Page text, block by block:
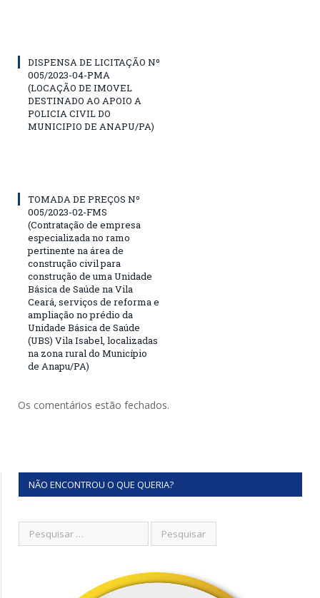
DISPENSA DE LICITAÇÃO Nº
005/2023-04-PMA
(LOCAÇÃO DE IMOVEL
DESTINADO AO APOIO A
POLICIA CIVIL DO
MUNICIPIO DE ANAPU/PA)
TOMADA DE PREÇOS Nº
005/2023-02-FMS
(Contratação de empresa
especializada no ramo
pertinente na área de
construção civil para
construção de uma Unidade
Básica de Saúde na Vila
Ceará, serviços de reforma e
ampliação no prédio da
Unidade Básica de Saúde
(UBS) Vila Isabel, localizadas
na zona rural do Município
de Anapu/PA)
Os comentários estão fechados.
NÃO ENCONTROU O QUE QUERIA?